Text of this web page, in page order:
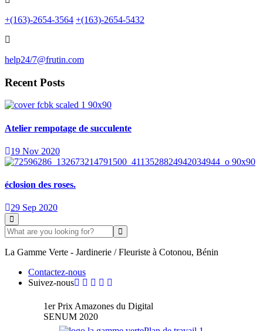
+(163)-2654-3564 +(163)-2654-5432
help24/7@frutin.com
Recent Posts
Atelier rempotage de succulente
19 Nov 2020
éclosion des roses.
29 Sep 2020
La Gamme Verte - Jardinerie / Fleuriste à Cotonou, Bénin
Contactez-nous
Suivez-nous
1er Prix Amazones du Digital
SENUM 2020